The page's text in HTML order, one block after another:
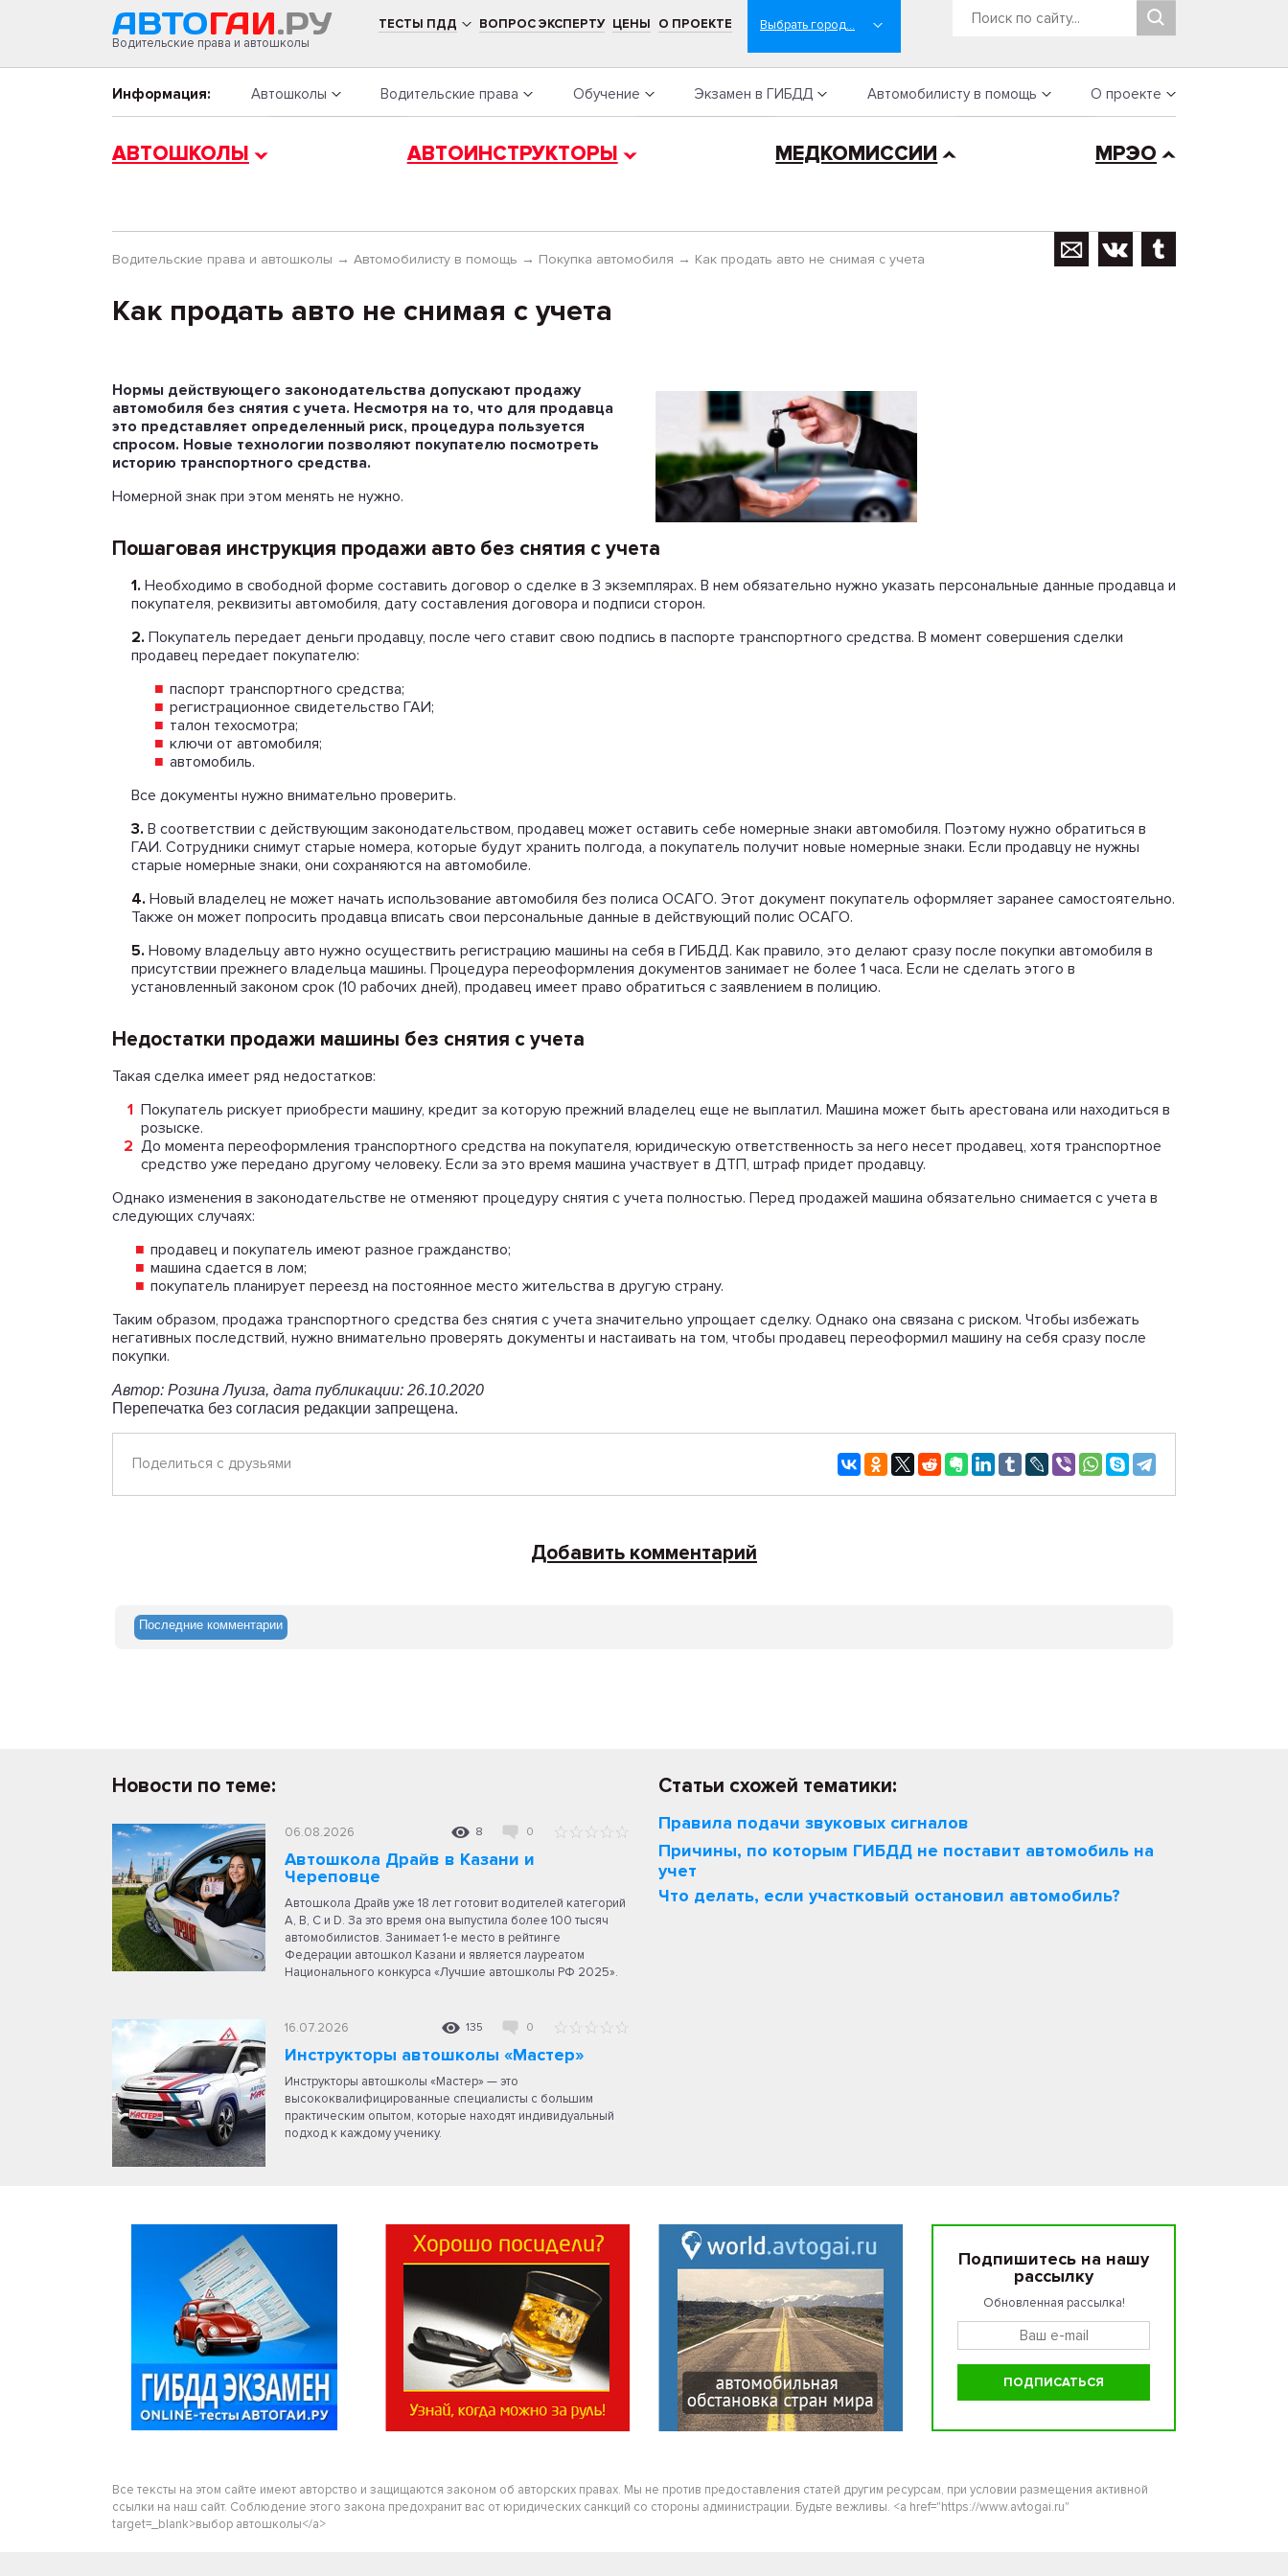
Водительские права и автошколы
ТЕСТЫ ПДД ВОПРОС ЭКСПЕРТУ ЦЕНЫ О ПРОЕКТЕ
Информация: Автошколы Водительские права Обучение Экзамен в ГИБДД Автомобилисту в помощь О проекте
АВТОШКОЛЫ АВТОИНСТРУКТОРЫ МЕДКОМИССИИ МРЭО
Водительские права и автошколы → Автомобилисту в помощь → Покупка автомобиля → Как продать авто не снимая с учета
Как продать авто не снимая с учета
Нормы действующего законодательства допускают продажу
автомобиля без снятия с учета. Несмотря на то, что для продавца
это представляет определенный риск, процедура пользуется
спросом. Новые технологии позволяют покупателю посмотреть
историю транспортного средства.
Номерной знак при этом менять не нужно.
Пошаговая инструкция продажи авто без снятия с учета
1. Необходимо в свободной форме составить договор о сделке в 3 экземплярах. В нем обязательно нужно указать персональные данные продавца и
покупателя, реквизиты автомобиля, дату составления договора и подписи сторон.
2. Покупатель передает деньги продавцу, после чего ставит свою подпись в паспорте транспортного средства. В момент совершения сделки
продавец передает покупателю:
паспорт транспортного средства;
регистрационное свидетельство ГАИ;
талон техосмотра;
ключи от автомобиля;
автомобиль.
Все документы нужно внимательно проверить.
3. В соответствии с действующим законодательством, продавец может оставить себе номерные знаки автомобиля. Поэтому нужно обратиться в
ГАИ. Сотрудники снимут старые номера, которые будут хранить полгода, а покупатель получит новые номерные знаки. Если продавцу не нужны
старые номерные знаки, они сохраняются на автомобиле.
4. Новый владелец не может начать использование автомобиля без полиса ОСАГО. Этот документ покупатель оформляет заранее самостоятельно.
Также он может попросить продавца вписать свои персональные данные в действующий полис ОСАГО.
5. Новому владельцу авто нужно осуществить регистрацию машины на себя в ГИБДД. Как правило, это делают сразу после покупки автомобиля в
присутствии прежнего владельца машины. Процедура переоформления документов занимает не более 1 часа. Если не сделать этого в
установленный законом срок (10 рабочих дней), продавец имеет право обратиться с заявлением в полицию.
Недостатки продажи машины без снятия с учета
Такая сделка имеет ряд недостатков:
Покупатель рискует приобрести машину, кредит за которую прежний владелец еще не выплатил. Машина может быть арестована или находиться в
розыске.
До момента переоформления транспортного средства на покупателя, юридическую ответственность за него несет продавец, хотя транспортное
средство уже передано другому человеку. Если за это время машина участвует в ДТП, штраф придет продавцу.
Однако изменения в законодательстве не отменяют процедуру снятия с учета полностью. Перед продажей машина обязательно снимается с учета в
следующих случаях:
продавец и покупатель имеют разное гражданство;
машина сдается в лом;
покупатель планирует переезд на постоянное место жительства в другую страну.
Таким образом, продажа транспортного средства без снятия с учета значительно упрощает сделку. Однако она связана с риском. Чтобы избежать
негативных последствий, нужно внимательно проверять документы и настаивать на том, чтобы продавец переоформил машину на себя сразу после
покупки.
Автор: Розина Луиза, дата публикации: 26.10.2020
Перепечатка без согласия редакции запрещена.
Поделиться с друзьями
Добавить комментарий
Последние комментарии
Новости по теме:
06.08.2026 8 0
Автошкола Драйв в Казани и
Череповце
Автошкола Драйв уже 18 лет готовит водителей категорий
A, B, C и D. За это время она выпустила более 100 тысяч
автомобилистов. Занимает 1-е место в рейтинге
Федерации автошкол Казани и является лауреатом
Национального конкурса «Лучшие автошколы РФ 2025».
16.07.2026 135 0
Инструкторы автошколы «Мастер»
Инструкторы автошколы «Мастер» — это
высококвалифицированные специалисты с большим
практическим опытом, которые находят индивидуальный
подход к каждому ученику.
Статьи схожей тематики:
Правила подачи звуковых сигналов
Причины, по которым ГИБДД не поставит автомобиль на
учет
Что делать, если участковый остановил автомобиль?
Подпишитесь на нашу
рассылку
Обновленная рассылка!
Все тексты на этом сайте имеют авторство и защищаются законом об авторских правах. Мы не против предоставления статей другим ресурсам, при условии размещения активной
ссылки на наш сайт. Соблюдение этого закона предохранит вас от юридических санкций со стороны администрации. Будьте вежливы. <a href="https://www.avtogai.ru"
target=_blank>выбор автошколы</a>